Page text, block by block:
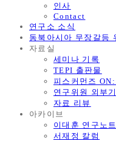
인사
Contact
연구소 소식
동북아시아 무장갈등
자료실
세미나 기록
TEPI 출판물
피스커먼즈
연구위원 외부
자료 리뷰
아카이브
이대훈 연구노트
서재정 칼럼